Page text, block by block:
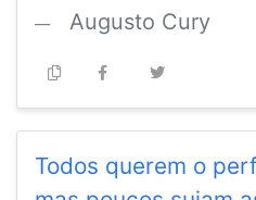
Augusto Cury
Todos querem o